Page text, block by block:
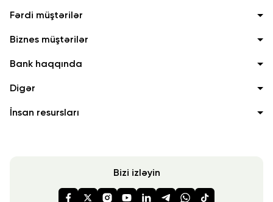
Fərdi müştərilər
Biznes müştərilər
Bank haqqında
Digər
İnsan resursları
Bizi izləyin